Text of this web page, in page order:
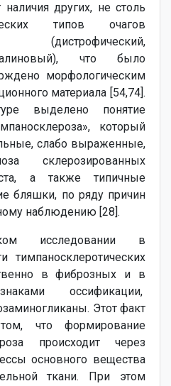
других, не столь
типов очагов
(дистрофический,
что было
морфологическим
материала [54,74].
выделено понятие
который
слабо выраженные,
склерозированных
а также типичные
бляшки, по ряду причин
наблюдению [28].
исследовании в
тимпаносклеротических
в фиброзных и в
оссификации,
Этот факт
что формирование
происходит через
основного вещества
ткани. При этом